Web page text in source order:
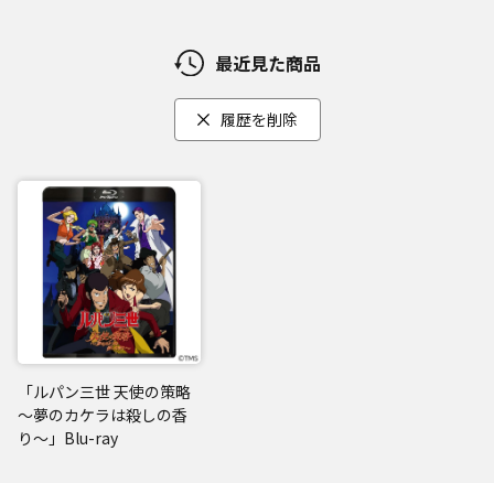
最近見た商品
履歴を削除
「ルパン三世 天使の策略
～夢のカケラは殺しの香
り～」Blu-ray